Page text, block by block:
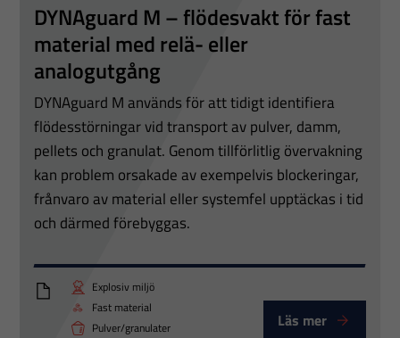
DYNAguard M – flödesvakt för fast
material med relä- eller
analogutgång
DYNAguard M används för att tidigt identifiera
flödesstörningar vid transport av pulver, damm,
pellets och granulat. Genom tillförlitlig övervakning
kan problem orsakade av exempelvis blockeringar,
frånvaro av material eller systemfel upptäckas i tid
och därmed förebyggas.
DYNAguard M datablad
Explosiv miljö
Fast material
Pulver/granulater
Läs mer